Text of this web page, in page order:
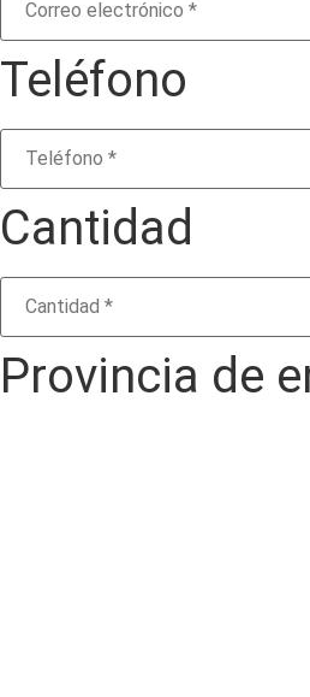
Teléfono
Cantidad
Provincia de